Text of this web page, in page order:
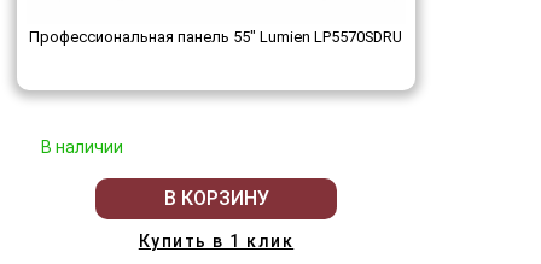
Профессиональная панель 55" Lumien LP5570SDRU
В наличии
В КОРЗИНУ
Купить в 1 клик